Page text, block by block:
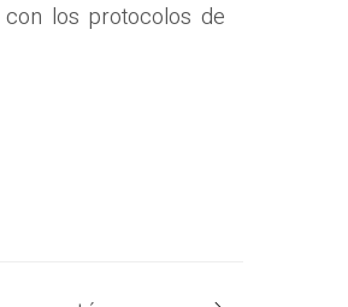
los protocolos de